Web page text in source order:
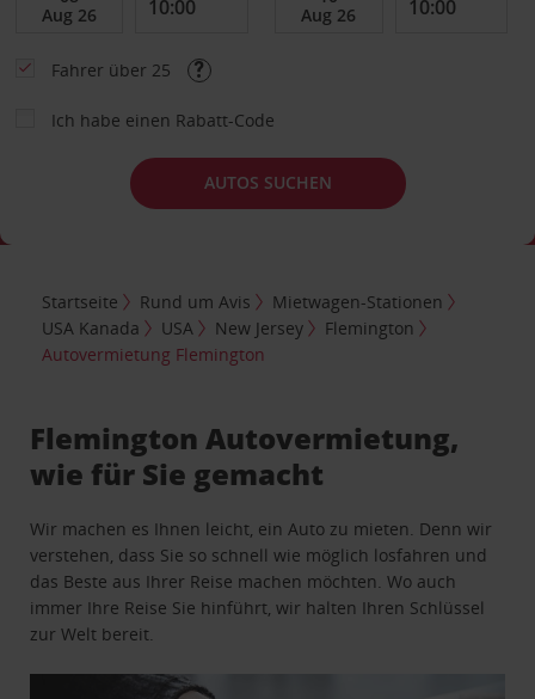
Fahrer über 25
Ich habe einen Rabatt-Code
AUTOS SUCHEN
Startseite Rund um Avis
Mietwagen-Stationen
USA Kanada
USA New Jersey
Flemington
Autovermietung Flemington
Flemington Autovermietung,
wie für Sie gemacht
Wir machen es Ihnen leicht, ein Auto zu mieten. Denn wir
verstehen, dass Sie so schnell wie möglich losfahren und
das Beste aus Ihrer Reise machen möchten. Wo auch
immer Ihre Reise Sie hinführt, wir halten Ihren Schlüssel
zur Welt bereit.